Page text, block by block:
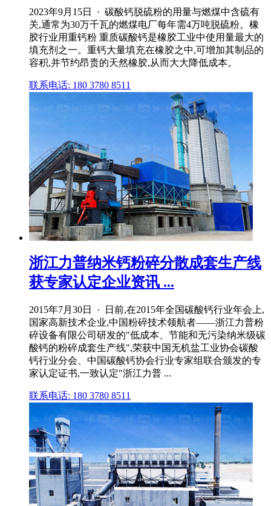
2023年9月15日 · 碳酸钙脱硫粉的用量与燃煤中含硫有
关,通常为30万千瓦的燃煤电厂每年需4万吨脱硫粉。橡
胶行业用重钙粉 重质碳酸钙是橡胶工业中使用量最大的
填充剂之一。重钙大量填充在橡胶之中,可增加其制品的
容积,并节约昂贵的天然橡胶,从而大大降低成本。
联系电话: 180 3780 8511
浙江力普纳米钙粉碎分散成套生产线
获专家认定企业资讯 ...
2015年7月30日 · 日前,在2015年全国碳酸钙行业年会上,
国家高新技术企业,中国粉碎技术领航者——浙江力普粉
碎设备有限公司研发的"低成本、节能和无污染纳米级碳
酸钙的粉碎成套生产线",荣获中国无机盐工业协会碳酸
钙行业分会、中国碳酸钙协会行业专家组联合颁发的专
家认定证书,一致认定"浙江力普 ...
联系电话: 180 3780 8511